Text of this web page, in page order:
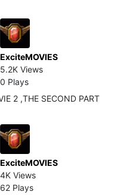
ExciteMOVIES
5.2K Views
0 Plays
2 ,THE SECOND PART
ExciteMOVIES
4K Views
62 Plays